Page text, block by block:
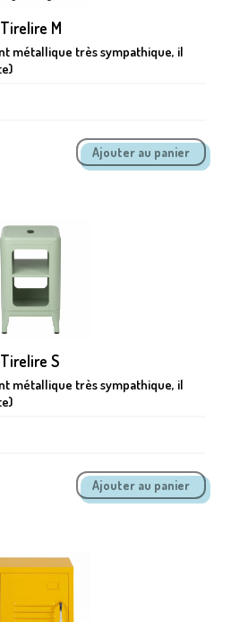
M
métallique très sympathique, il
S
métallique très sympathique, il